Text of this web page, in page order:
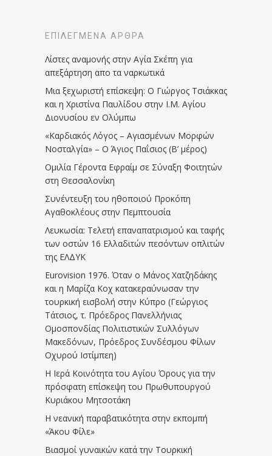
ΕΠΙΛΕΓΜΈΝΑ ΆΡΘΡΑ
Λίστες αναμονής στην Αγία Σκέπη για
απεξάρτηση απο τα ναρκωτικά
Μια ξεχωριστή επίσκεψη: Ο Γιώργος Τσιάκκας
και η Χριστίνα Παυλίδου στην Ι.Μ. Αγίου
Διονυσίου εν Ολύμπω
«Καρδιακός Λόγος – Αγιασμένων Μορφών
Νοσταλγία» – Ο Άγιος Παΐσιος (Β’ μέρος)
Ομιλία Γέροντα Εφραίμ σε Σύναξη Φοιτητών
στη Θεσσαλονίκη
Συνέντευξη του ηθοποιού Προκόπη
Αγαθοκλέους στην Πεμπτουσία
Λευκωσία: Τελετή επαναπατρισμού και ταφής
των οστών 16 Ελλαδιτών πεσόντων οπλιτών
της ΕΛΔΥΚ
Eurovision 1976. Όταν ο Μάνος Χατζηδάκης
και η Μαρίζα Κοχ κατακεραύνωσαν την
τουρκική εισβολή στην Κύπρο (Γεώργιος
Τάτσιος, τ. Πρόεδρος Πανελλήνιας
Ομοσπονδίας Πολιτιστικών Συλλόγων
Μακεδόνων, Πρόεδρος Συνδέσμου Φίλων
Οχυρού Ιστίμπεη)
Η Ιερά Κοινότητα του Αγίου Όρους για την
πρόσφατη επίσκεψη του Πρωθυπουργού
Κυριάκου Μητσοτάκη
Η νεανική παραβατικότητα στην εκπομπή
«Άκου Φίλε»
Βιασμοί γυναικών κατά την Τουρκική